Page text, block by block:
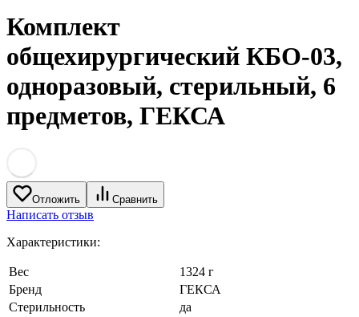
Комплект
общехирургический КБО-03,
одноразовый, стерильный, 6
предметов, ГЕКСА
Отложить Сравнить
Написать отзыв
Характеристики:
Вес
1324 г
Бренд
ГЕКСА
Стерильность
да